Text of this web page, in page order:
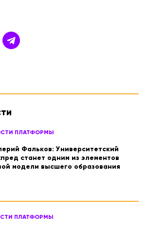
ПЛАТФОРМЫ
Фальков: Университетский
станет одним из элементов
модели высшего образования
ПЛАТФОРМЫ